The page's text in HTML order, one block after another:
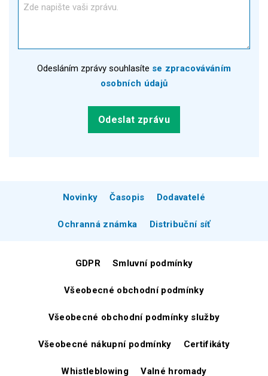
Odesláním zprávy souhlasíte se zpracováváním
osobních údajů
Novinky Časopis Dodavatelé
Ochranná známka Distribuční síť
GDPR Smluvní podmínky
Všeobecné obchodní podmínky
Všeobecné obchodní podmínky služby
Všeobecné nákupní podmínky Certifikáty
Whistleblowing Valné hromady